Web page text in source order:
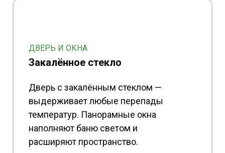
Дверь с закалённым стеклом —
выдерживает любые перепады
температур. Панорамные окна
наполняют баню светом и
расширяют пространство.
Закалённое стекло
ДВЕРЬ И ОКНА